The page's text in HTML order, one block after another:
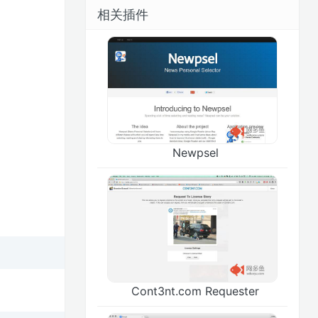
相关插件
Newpsel
Cont3nt.com Requester